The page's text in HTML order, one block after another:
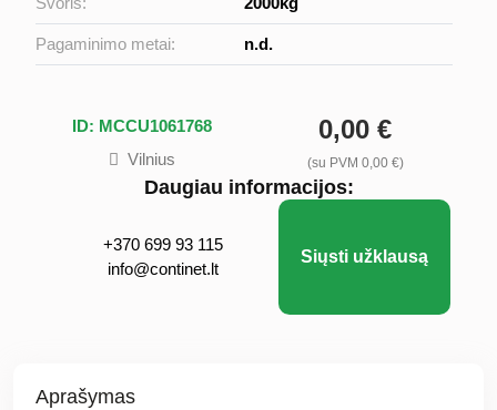
Pagaminimo metai: n.d.
ID: MCCU1061768
Vilnius
0,00 €
(su PVM 0,00 €)
Daugiau informacijos:
+370 699 93 115
info@continet.lt
Siųsti užklausą
Aprašymas